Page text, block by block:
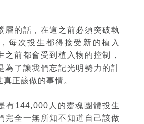
層的話，在這之前必須突破執
每次投生都得接受新的植入
之前都會受到植入物的控制，
為了讓我們忘記光明勢力的計
正該做的事情。
有144,000人的靈魂團體投生
完全一無所知不知道自己該做